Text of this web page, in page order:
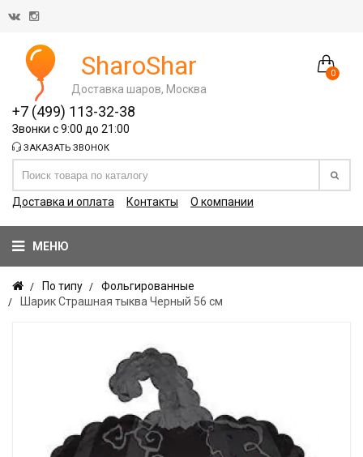
0
SharoShar
Доставка шаров, Москва
+7 (499) 113-32-38
Звонки с 9:00 до 21:00
ЗАКАЗАТЬ ЗВОНОК
Доставка и оплата Контакты О компании
МЕНЮ
По типу
Фольгированные
Шарик Страшная тыква Черный 56 см